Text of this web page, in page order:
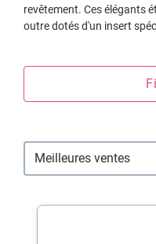
revêtement. Ces élégants
outre dotés d'un insert